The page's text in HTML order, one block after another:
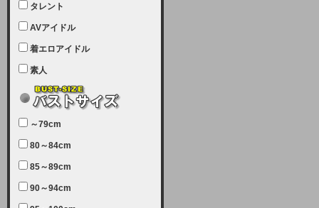
致します。
2025-07-05 (土)
【サーバーメンテナンス完了のお知
本日、サーバーメンテナンスのため
ユーザー様には大変ご迷惑をおかけ
しました。無事、メンテナンスが完
致します。
2025-06-11 (水)
【サーバーメンテナンス実施につい
タレント
AVアイドル
着エロアイドル
素人
～79cm
80～84cm
85～89cm
90～94cm